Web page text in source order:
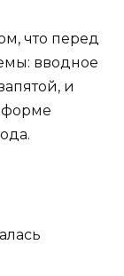
что перед
вводное
и
форме